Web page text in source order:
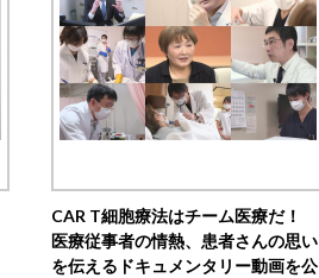
CAR T細胞療法はチーム医療だ！
医療従事者の情熱、患者さんの思い
を伝えるドキュメンタリー動画を公